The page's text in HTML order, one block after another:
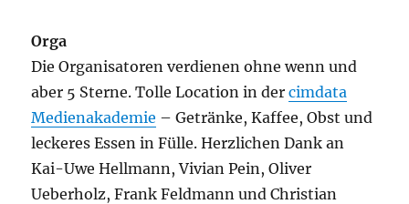
Orga
Die Organisatoren verdienen ohne wenn und
aber 5 Sterne. Tolle Location in dercimdata
Medienakademie – Getränke, Kaffee, Obst und
leckeres Essen in Fülle. Herzlichen Dank an
Kai-Uwe Hellmann, Vivian Pein, Oliver
Ueberholz, Frank Feldmann und Christian